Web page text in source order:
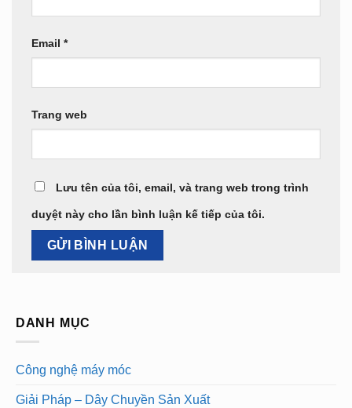
Email *
Trang web
Lưu tên của tôi, email, và trang web trong trình
duyệt này cho lần bình luận kế tiếp của tôi.
DANH MỤC
Công nghệ máy móc
Giải Pháp – Dây Chuyền Sản Xuất